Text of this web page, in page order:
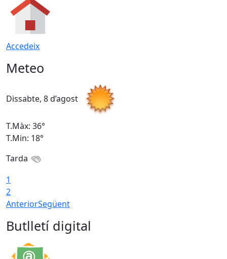
Accedeix
Meteo
Dissabte, 8 d’agost
T.Màx: 36°
T.Min: 18°
Tarda
1
2
AnteriorSegüent
Butlletí digital